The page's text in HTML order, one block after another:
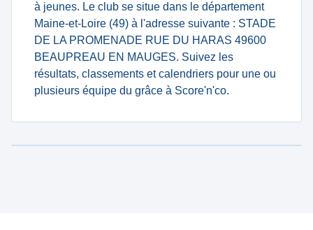
à jeunes. Le club se situe dans le département
Maine-et-Loire (49) à l'adresse suivante : STADE
DE LA PROMENADE RUE DU HARAS 49600
BEAUPREAU EN MAUGES. Suivez les
résultats, classements et calendriers pour une ou
plusieurs équipe du grâce à Score'n'co.